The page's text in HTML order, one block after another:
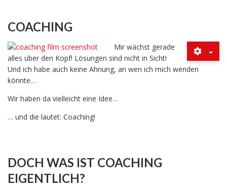
COACHING
Mir wächst gerade
alles über den Kopf! Lösungen sind nicht in Sicht!
Und ich habe auch keine Ahnung, an wen ich mich wenden
könnte…
Wir haben da vielleicht eine Idee…
… und die lautet: Coaching!
DOCH WAS IST COACHING
EIGENTLICH?